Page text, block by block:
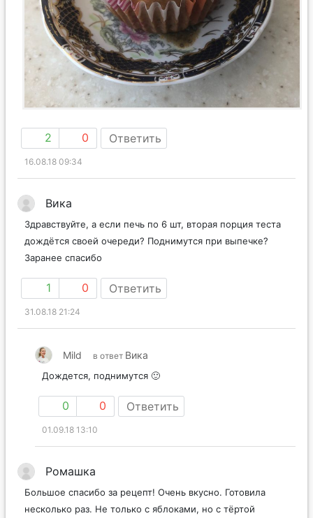
2 0 Ответить
16.08.18 09:34
Вика
Здравствуйте, а если печь по 6 шт, вторая порция теста
дождётся своей очереди? Поднимутся при выпечке?
Заранее спасибо
1 0 Ответить
31.08.18 21:24
Mild в ответ Вика
Дождется, поднимутся 🙂
0 0 Ответить
01.09.18 13:10
Ромашка
Большое спасибо за рецепт! Очень вкусно. Готовила
несколько раз. Не только с яблоками, но с тёртой